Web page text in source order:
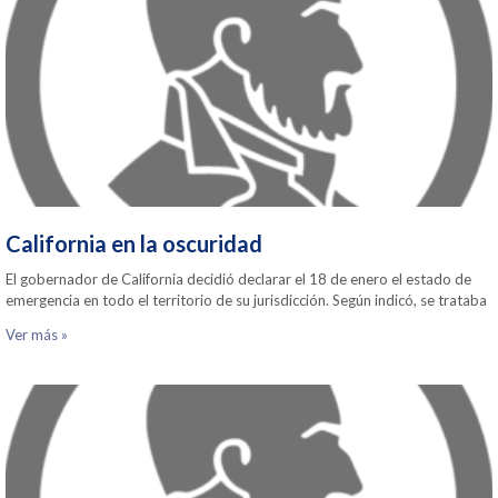
California en la oscuridad
El gobernador de California decidió declarar el 18 de enero el estado de
emergencia en todo el territorio de su jurisdicción. Según indicó, se trataba
Ver más »